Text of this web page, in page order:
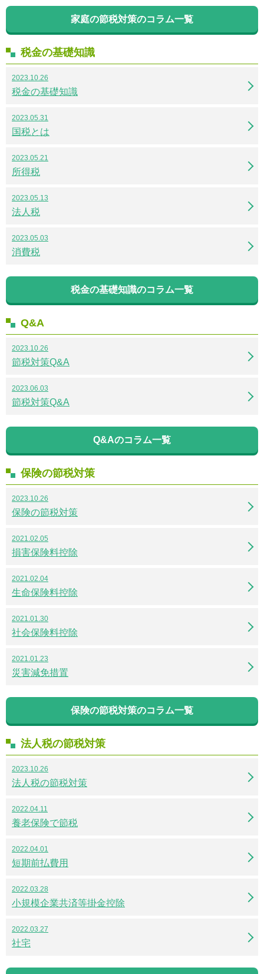
家庭の節税対策のコラム一覧
税金の基礎知識
2023.10.26
税金の基礎知識
2023.05.31
国税とは
2023.05.21
所得税
2023.05.13
法人税
2023.05.03
消費税
税金の基礎知識のコラム一覧
Q&A
2023.10.26
節税対策Q&A
2023.06.03
節税対策Q&A
Q&Aのコラム一覧
保険の節税対策
2023.10.26
保険の節税対策
2021.02.05
損害保険料控除
2021.02.04
生命保険料控除
2021.01.30
社会保険料控除
2021.01.23
災害減免措置
保険の節税対策のコラム一覧
法人税の節税対策
2023.10.26
法人税の節税対策
2022.04.11
養老保険で節税
2022.04.01
短期前払費用
2022.03.28
小規模企業共済等掛金控除
2022.03.27
社宅